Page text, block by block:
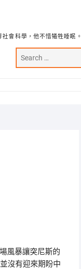
會科學，他不惜犧牲睡眠。
風暴讓突尼斯的
沒有迎來期盼中